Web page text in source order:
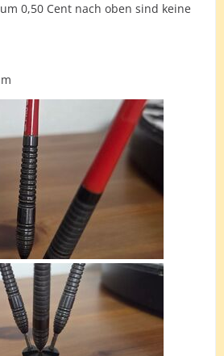
0,50 Cent nach oben sind keine